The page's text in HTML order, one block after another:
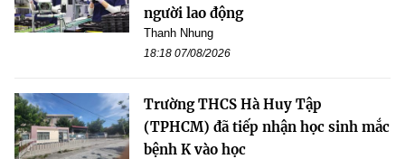
người lao động
Thanh Nhung
18:18 07/08/2026
Trường THCS Hà Huy Tập
(TPHCM) đã tiếp nhận học sinh mắc
bệnh K vào học